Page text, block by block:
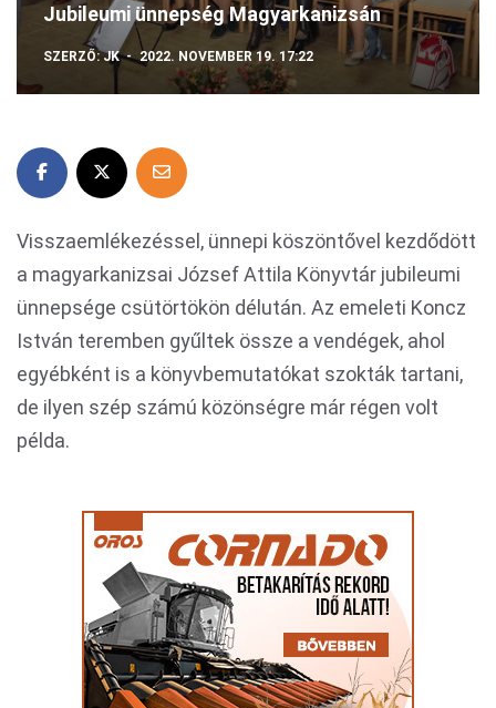
Jubileumi ünnepség Magyarkanizsán
SZERZŐ:JK 2022. NOVEMBER 19. 17:22
Visszaemlékezéssel, ünnepi köszöntővel kezdődött
a magyarkanizsai József Attila Könyvtár jubileumi
ünnepsége csütörtökön délután. Az emeleti Koncz
István teremben gyűltek össze a vendégek, ahol
egyébként is a könyvbemutatókat szokták tartani,
de ilyen szép számú közönségre már régen volt
példa.